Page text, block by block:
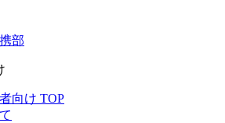
部
向け TOP